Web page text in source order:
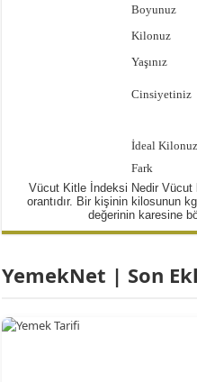
Boyunuz
Kilonuz
Yaşınız
Cinsiyetiniz
İdeal Kilonuz
Fark
Vücut Kitle İndeksi Nedir
orantıdır. Bir kişinin kilosunun
değerinin karesine
YemekNet | Son